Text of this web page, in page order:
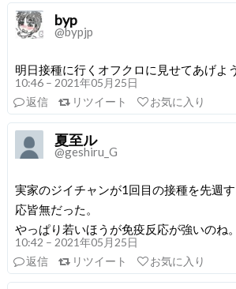
byp
@bypjp
明日接種に行くオフクロに見せてあげよう
10:46 – 2021年05月25日
返信
リツイート お気に入り
夏至ル
@geshiru_G
実家のジイチャンが1回目の接種を先週
応皆無だった。
やっぱり若いほうが免疫反応が強いのね。
10:42 – 2021年05月25日
返信
リツイート お気に入り